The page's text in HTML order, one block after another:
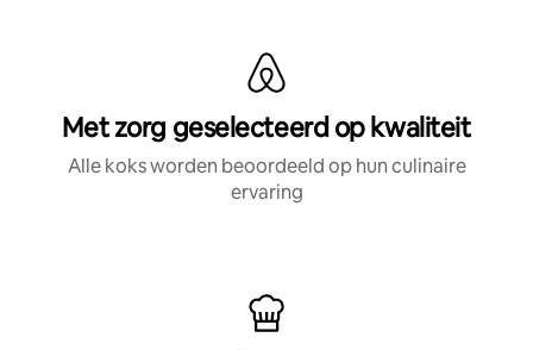
Met zorg geselecteerd op kwaliteit
Alle koks worden beoordeeld op hun culinaire
ervaring